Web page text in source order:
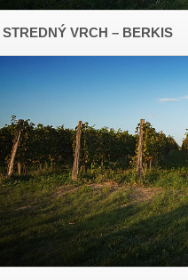
STREDNÝ VRCH – BERKIS